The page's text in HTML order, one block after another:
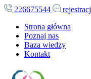
226675544
Strona główna
Poznaj nas
Baza wiedzy
Kontakt